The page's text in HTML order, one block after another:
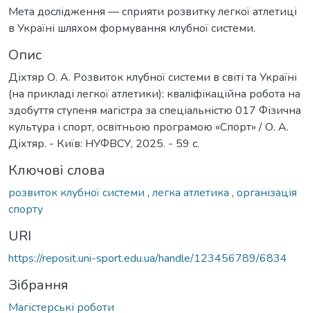
Мета дослідження — сприяти розвитку легкої атлетиці
в Україні шляхом формування клубної системи.
Опис
Діхтяр О. А. Розвиток клубної системи в світі та Україні
(на прикладі легкої атлетики): кваліфікаційна робота на
здобуття ступеня магістра за спеціальністю 017 Фізична
культура і спорт, освітньою програмою «Спорт» / О. А.
Діхтяр. - Київ: НУФВСУ, 2025. - 59 с.
Ключові слова
розвиток клубної системи , легка атлетика , організація
спорту
URI
https://reposit.uni-sport.edu.ua/handle/123456789/6834
Зібрання
Магістерські роботи